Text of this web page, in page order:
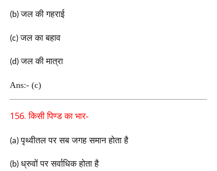
(b)जल की गहराई
(c)जल का बहाव
(d)जल की मात्रा
Ans:- (c)
156.किसी पिण्ड का भार-
(a)पृथ्वीतल पर सब जगह समान होता है
(b) ध्रुवों पर सर्वाधिक होता है